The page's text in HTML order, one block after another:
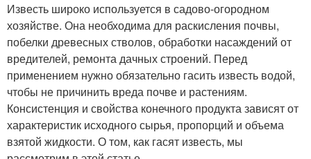
Известь широко используется в садово-огородном
хозяйстве. Она необходима для раскисления почвы,
побелки древесных стволов, обработки насаждений от
вредителей, ремонта дачных строений. Перед
применением нужно обязательно гасить известь водой,
чтобы не причинить вреда почве и растениям.
Консистенция и свойства конечного продукта зависят от
характеристик исходного сырья, пропорций и объема
взятой жидкости. О том, как гасят известь, мы